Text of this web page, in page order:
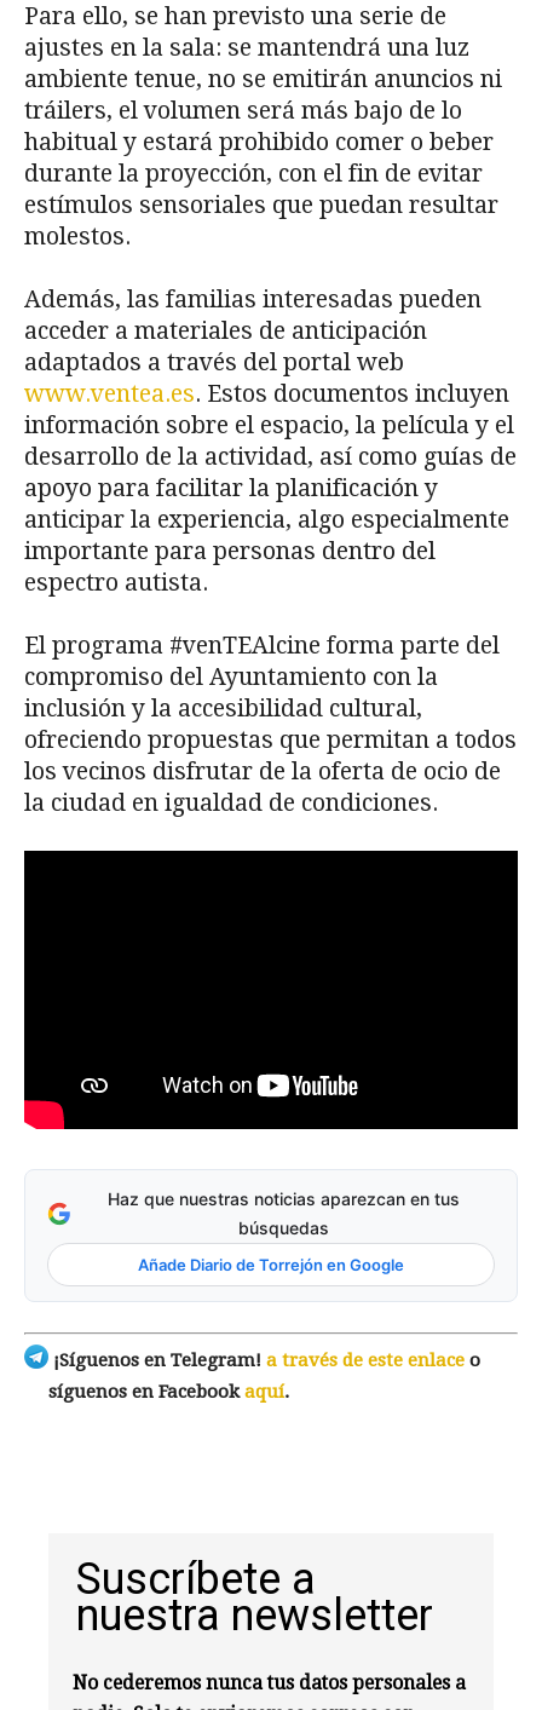
Para ello, se han previsto una serie de
ajustes en la sala: se mantendrá una luz
ambiente tenue, no se emitirán anuncios ni
tráilers, el volumen será más bajo de lo
habitual y estará prohibido comer o beber
durante la proyección, con el fin de evitar
estímulos sensoriales que puedan resultar
molestos.
Además, las familias interesadas pueden
acceder a materiales de anticipación
adaptados a través del portal web
www.ventea.es. Estos documentos incluyen
información sobre el espacio, la película y el
desarrollo de la actividad, así como guías de
apoyo para facilitar la planificación y
anticipar la experiencia, algo especialmente
importante para personas dentro del
espectro autista.
El programa #venTEAlcine forma parte del
compromiso del Ayuntamiento con la
inclusión y la accesibilidad cultural,
ofreciendo propuestas que permitan a todos
los vecinos disfrutar de la oferta de ocio de
la ciudad en igualdad de condiciones.
Haz que nuestras noticias aparezcan en tus
búsquedas
Añade Diario de Torrejón en Google
¡Síguenos en Telegram! a través de este enlace o
síguenos en Facebookaquí.
Suscríbete a
nuestra newsletter
No cederemos nunca tus datos personales a